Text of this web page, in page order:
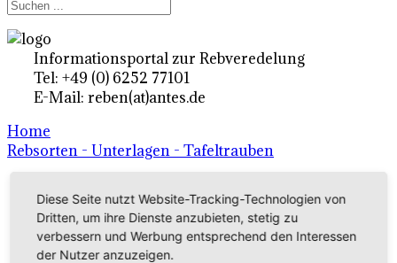
Informationsportal zur Rebveredelung
Tel: +49 (0) 6252 77101
E-Mail: reben(at)antes.de
Home
Rebsorten - Unterlagen - Tafeltrauben
Ertragsrebsorten A-Z
in Deutschland
Diese Seite nutzt Website-Tracking-Technologien von
Dritten, um ihre Dienste anzubieten, stetig zu
verbessern und Werbung entsprechend den Interessen
der Nutzer anzuzeigen.